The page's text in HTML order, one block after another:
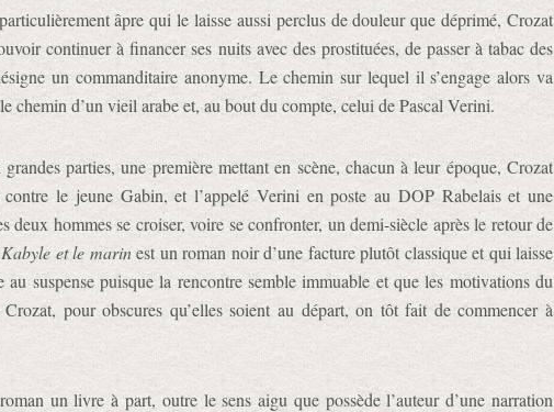
âpre qui le laisse aussi perclus de douleur que déprimé, Crozat
continuer à financer ses nuits avec des prostituées, de passer à tabac des
un commanditaire anonyme. Le chemin sur lequel il s’engage alors va
chemin d’un vieil arabe et, au bout du compte, celui de Pascal Verini.
parties, une première mettant en scène, chacun à leur époque, Crozat
contre le jeune Gabin, et l’appelé Verini en poste au DOP Rabelais et une
deux hommes se croiser, voire se confronter, un demi-siècle après le retour de
et le marinest un roman noir d’une facture plutôt classique et qui laisse
au suspense puisque la rencontre semble immuable et que les motivations du
pour obscures qu’elles soient au départ, on tôt fait de commencer à
un livre à part, outre le sens aigu que possède l’auteur d’une narration